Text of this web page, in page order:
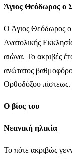
Άγιος Θεόδωρος ο
Ο Άγιος Θεόδωρος ο
Ανατολικής
αιώνα. Το ακριβές
ανώτατος
Ορθοδόξου πίστεως.
Ο βίος του
Νεανική ηλικία
Το πότε ακριβώς